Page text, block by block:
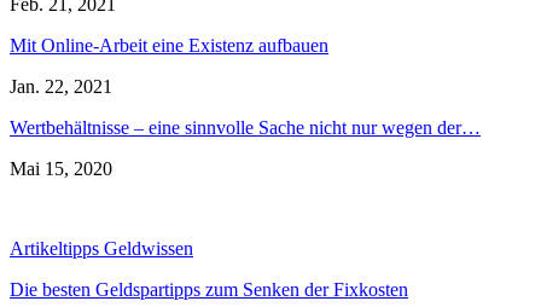
Mit Online-Arbeit eine Existenz aufbauen
Jan. 22, 2021
Wertbehältnisse – eine sinnvolle Sache nicht nur wegen der…
Mai 15, 2020
Artikeltipps Geldwissen
Die besten Geldspartipps zum Senken der Fixkosten